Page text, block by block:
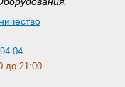
04
до 21:00